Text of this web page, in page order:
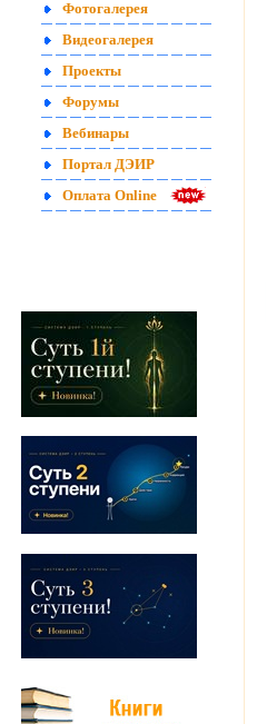
Фотогалерея
Видеогалерея
Проекты
Форумы
Вебинары
Портал ДЭИР
Оплата Online